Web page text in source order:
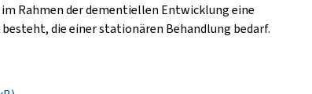
Rahmen der dementiellen Entwicklung eine
die einer stationären Behandlung bedarf.